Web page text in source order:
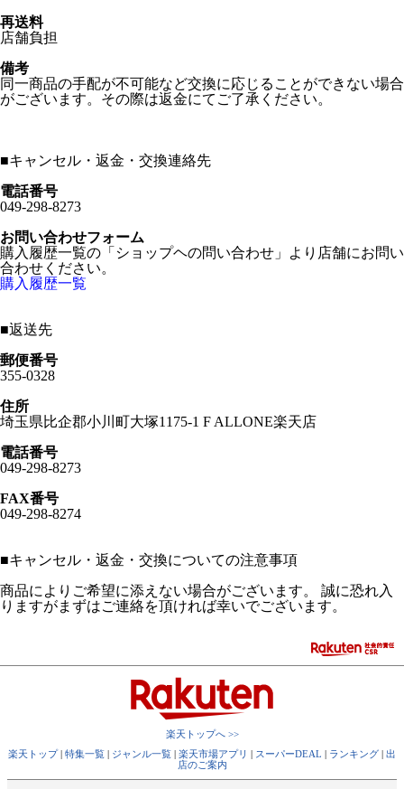
再送料
店舗負担
備考
同一商品の手配が不可能など交換に応じることができない場合
がございます。その際は返金にてご了承ください。
■キャンセル・返金・交換連絡先
電話番号
049-298-8273
お問い合わせフォーム
購入履歴一覧の「ショップヘの問い合わせ」より店舗にお問い
合わせください。
購入履歴一覧
■返送先
郵便番号
355-0328
住所
埼玉県比企郡小川町大塚1175-1 F ALLONE楽天店
電話番号
049-298-8273
FAX番号
049-298-8274
■キャンセル・返金・交換についての注意事項
商品によりご希望に添えない場合がございます。 誠に恐れ入
りますがまずはご連絡を頂ければ幸いでございます。
楽天トップへ >>
楽天トップ| 特集一覧 | ジャンル一覧 | 楽天市場アプリ | スーパーDEAL | ランキング | 出
店のご案内